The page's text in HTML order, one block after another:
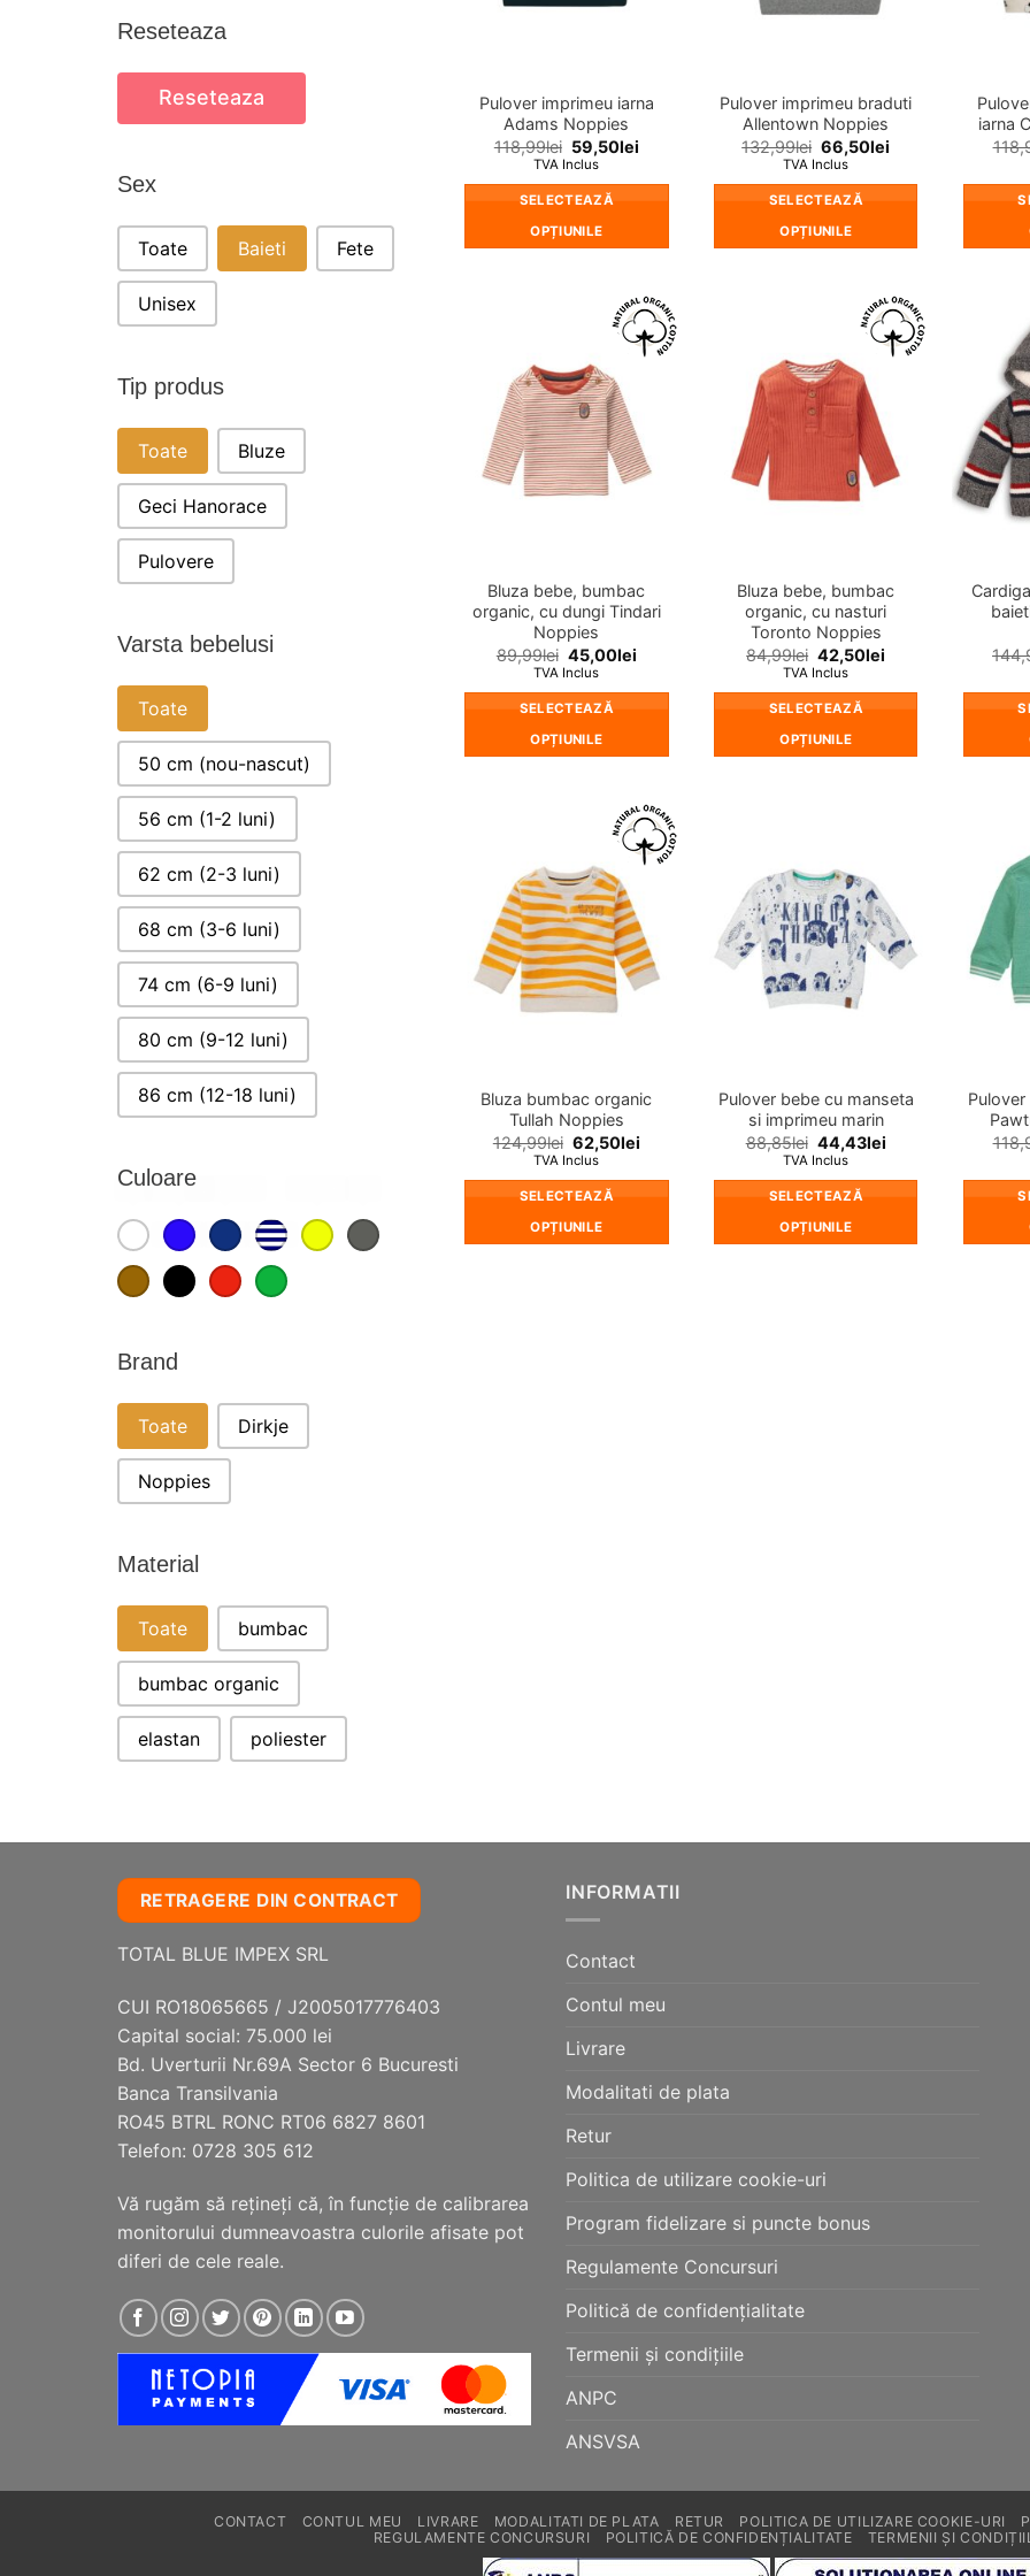
Reseteaza
Reseteaza
Sex
SEX
Toate Baieti Fete
Unisex
Tip produs
TIP PRODUS
Toate Bluze
Geci Hanorace
Pulovere
Varsta bebelusi
VARSTA BEBELUSI
Toate
50 cm (nou-nascut)
56 cm (1-2 luni)
62 cm (2-3 luni)
68 cm (3-6 luni)
74 cm (6-9 luni)
80 cm (9-12 luni)
86 cm (12-18 luni)
Culoare
CULOARE
Alb AlbastruBleumarin
Maro Negru Rosu Verde
Brand
BRAND
Toate Dirkje
Noppies
Material
MATERIAL
Toate bumbac
bumbac organic
elastan poliester
Pulover imprimeu iarna
Adams Noppies
118,99lei 59,50lei
TVA Inclus
SELECTEAZĂ
OPȚIUNILE
multe
variații.
Opțiunile
pot
fi
alese
Pulover imprimeu braduti
Allentown Noppies
132,99lei 66,50lei
TVA Inclus
SELECTEAZĂ
OPȚIUNILE
multe
variații.
Opțiunile
alese
iarna
❤
Adauga
wishlist!
Bluza bebe, bumbac
organic, cu dungi Tindari
Noppies
89,99lei 45,00lei
TVA Inclus
SELECTEAZĂ
OPȚIUNILE
multe
variații.
Opțiunile
pot
fi
❤
Adauga
wishlist!
Bluza bebe, bumbac
organic, cu nasturi
Toronto Noppies
84,99lei 42,50lei
TVA Inclus
SELECTEAZĂ
OPȚIUNILE
multe
variații.
Opțiunile
pot
fi
alese
❤
Adauga
in
wishlist!
Bluza bumbac organic
Tullah Noppies
124,99lei 62,50lei
TVA Inclus
SELECTEAZĂ
OPȚIUNILE
Adauga
in
wishlist!
Pulover bebe cu manseta
si imprimeu marin
88,85lei 44,43lei
TVA Inclus
SELECTEAZĂ
OPȚIUNILE
RETRAGERE DIN CONTRACT
TOTAL BLUE IMPEX SRL
CUI RO18065665 / J2005017776403
Capital social: 75.000 lei
Bd. Uverturii Nr.69A Sector 6 Bucuresti
Banca Transilvania
RO45 BTRL RONC RT06 6827 8601
Telefon: 0728 305 612
Vă rugăm să reţineţi că, în funcţie de calibrarea
monitorului dumneavoastra culorile afisate pot
diferi de cele reale.
INFORMATII
Contact
Contul meu
Livrare
Modalitati de plata
Retur
Politica de utilizare cookie-uri
Program fidelizare si puncte bonus
Regulamente Concursuri
Politică de confidențialitate
Termenii și condițiile
ANPC
ANSVSA
CONTACT CONTUL MEU LIVRARE MODALITATI DE PLATA RETUR POLITICA DE UTILIZARE COOKIE-URI
REGULAMENTE CONCURSURI
POLITICĂ DE CONFIDENȚIALITATE TERMENII ȘI